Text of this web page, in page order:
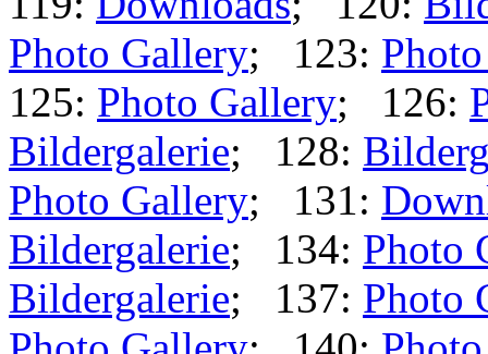
Photo Gallery; 123:
125: Photo Gallery; 126:
Bildergalerie; 128:
Photo Gallery; 131:
Bildergalerie; 134: Photo
Bildergalerie; 137: Photo